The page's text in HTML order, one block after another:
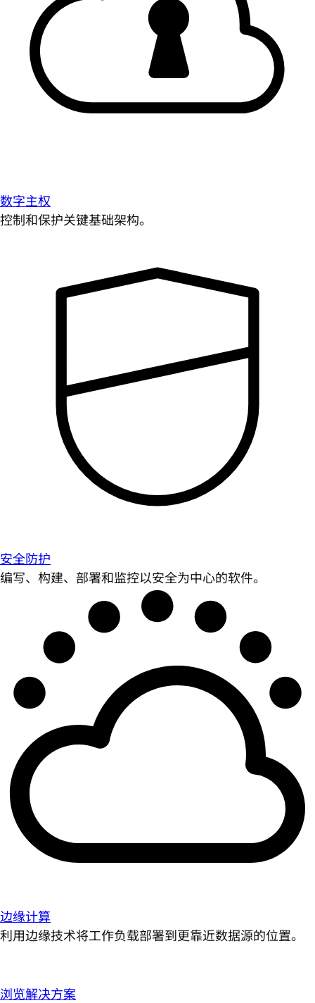
数字主权
控制和保护关键基础架构。
安全防护
编写、构建、部署和监控以安全为中心的软件。
边缘计算
利用边缘技术将工作负载部署到更靠近数据源的位置。
浏览解决方案